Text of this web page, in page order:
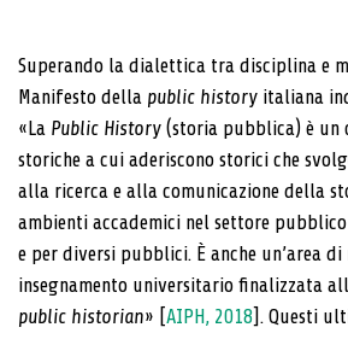
Superando la dialettica tra disciplina e
Manifesto della public history italiana
«La Public History (storia pubblica) è un
storiche a cui aderiscono storici che
alla ricerca e alla comunicazione della
ambienti accademici nel settore
e per diversi pubblici. È anche un’area
insegnamento universitario finalizzata
public historian» [ AIPH, 2018 ]. Questi